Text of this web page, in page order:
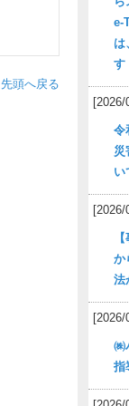
頭へ戻る
e-
は
す
[2026/
令
災
い
[2026/
か
法
[2026/
㈱
指